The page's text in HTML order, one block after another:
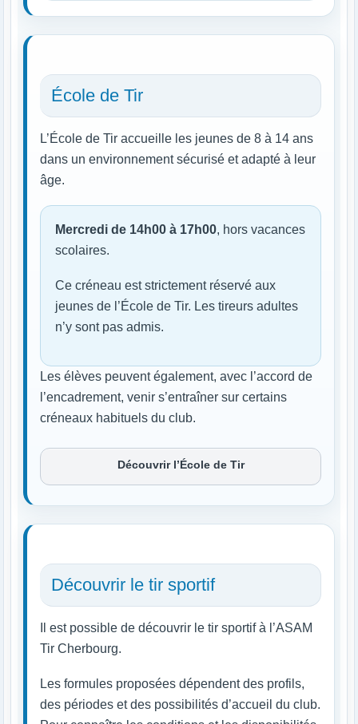
École de Tir
L’École de Tir accueille les jeunes de 8 à 14 ans
dans un environnement sécurisé et adapté à leur
âge.
Mercredi de 14h00 à 17h00, hors vacances
scolaires.
Ce créneau est strictement réservé aux
jeunes de l’École de Tir. Les tireurs adultes
n’y sont pas admis.
Les élèves peuvent également, avec l’accord de
l’encadrement, venir s’entraîner sur certains
créneaux habituels du club.
Découvrir l’École de Tir
Découvrir le tir sportif
Il est possible de découvrir le tir sportif à l’ASAM
Tir Cherbourg.
Les formules proposées dépendent des profils,
des périodes et des possibilités d’accueil du club.